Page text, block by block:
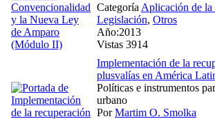
Categoría Aplicación de la
Legislación, Otros
Año:2013
Vistas 3914
Implementación de la
plusvalías en América
Políticas e instrumentos
urbano
PorMartim O. Smolka